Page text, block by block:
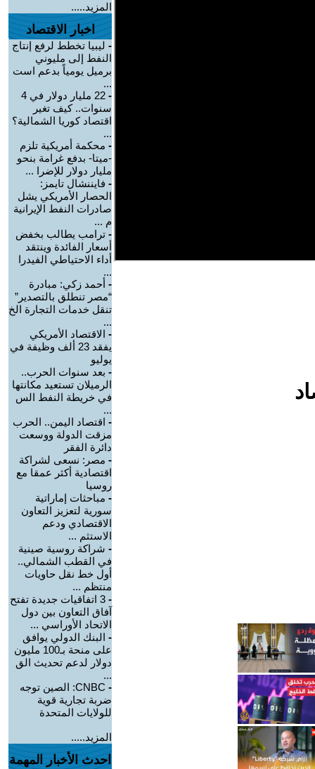
المزيد.....
اخبار الاقتصاد
- ليبيا تخطط لرفع إنتاج
النفط إلى مليوني
برميل يومياً بدعم است
...
-
22 مليار دولار في 4
سنوات.. كيف تغير
اقتصاد كوريا الشمالية؟
...
- محكمة أمريكية تلزم
-ميتا- بدفع غرامة بنحو
مليار دولار للإضرا ...
- فايننشال تايمز:
الحصار الأمريكي يشل
صادرات النفط الإيرانية
م ...
- ترامب يطالب بخفض
أسعار الفائدة وينتقد
أداء الاحتياطي الفيدرا
...
- أحمد زكي: مبادرة
“مصر تنطلق بالتصدير”
تنقل خدمات التجارة الخ
...
- الاقتصاد الأمريكي
يفقد 23 ألف وظيفة في
يوليو
- بعد سنوات الحرب..
الرميلان تستعيد مكانتها
في خريطة النفط الس
...
- اقتصاد اليمن.. الحرب
مزقت الدولة ووسعت
دائرة الفقر
- مصر: نسعى لشراكة
اقتصادية أكثر عمقا مع
روسيا
- مباحثات إماراتية
سورية لتعزيز التعاون
الاقتصادي ودعم
الاستثم ...
- شراكة روسية صينية
في القطب الشمالي..
أول خط نقل حاويات
منتظم ...
-
3 اتفاقيات جديدة تفتح
آفاق التعاون بين دول
الاتحاد الأوراسي ...
- البنك الدولي يوافق
على منحة بـ100 مليون
دولار لدعم تحديث الق
...
-
CNBC: الصين توجه
ضربة تجارية قوية
للولايات المتحدة
المزيد.....
احدث الأخبار المهمة